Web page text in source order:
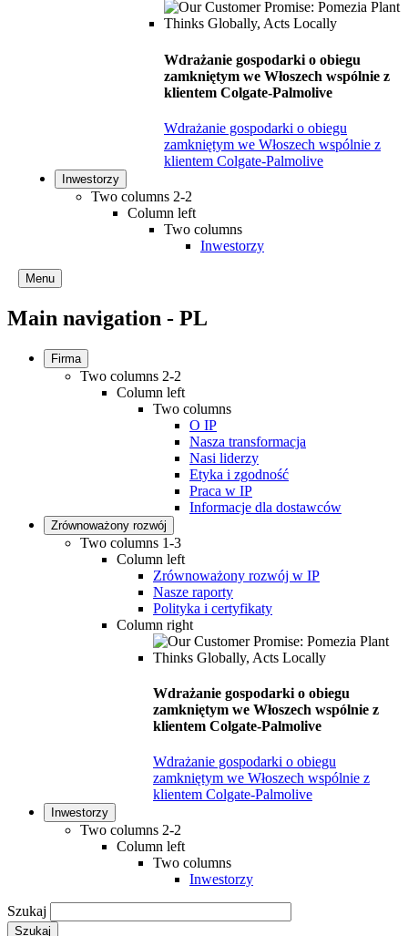
Wdrażanie gospodarki o obiegu
zamkniętym we Włoszech wspólnie z
klientem Colgate-Palmolive
Wdrażanie gospodarki o obiegu
zamkniętym we Włoszech wspólnie z
klientem Colgate-Palmolive
Inwestorzy
Two columns 2-2
Column left
Two columns
Inwestorzy
Menu
Main navigation - PL
Firma
Two columns 2-2
Column left
Two columns
O IP
Nasza transformacja
Nasi liderzy
Etyka i zgodność
Praca w IP
Informacje dla dostawców
Zrównoważony rozwój
Two columns 1-3
Column left
Zrównoważony rozwój w IP
Nasze raporty
Polityka i certyfikaty
Column right
Wdrażanie gospodarki o obiegu
zamkniętym we Włoszech wspólnie z
klientem Colgate-Palmolive
Wdrażanie gospodarki o obiegu
zamkniętym we Włoszech wspólnie z
klientem Colgate-Palmolive
Inwestorzy
Two columns 2-2
Column left
Two columns
Inwestorzy
Szukaj